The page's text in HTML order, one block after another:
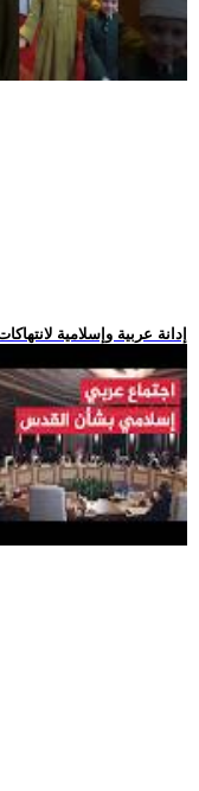
.. إدانة عربية وإسلامية